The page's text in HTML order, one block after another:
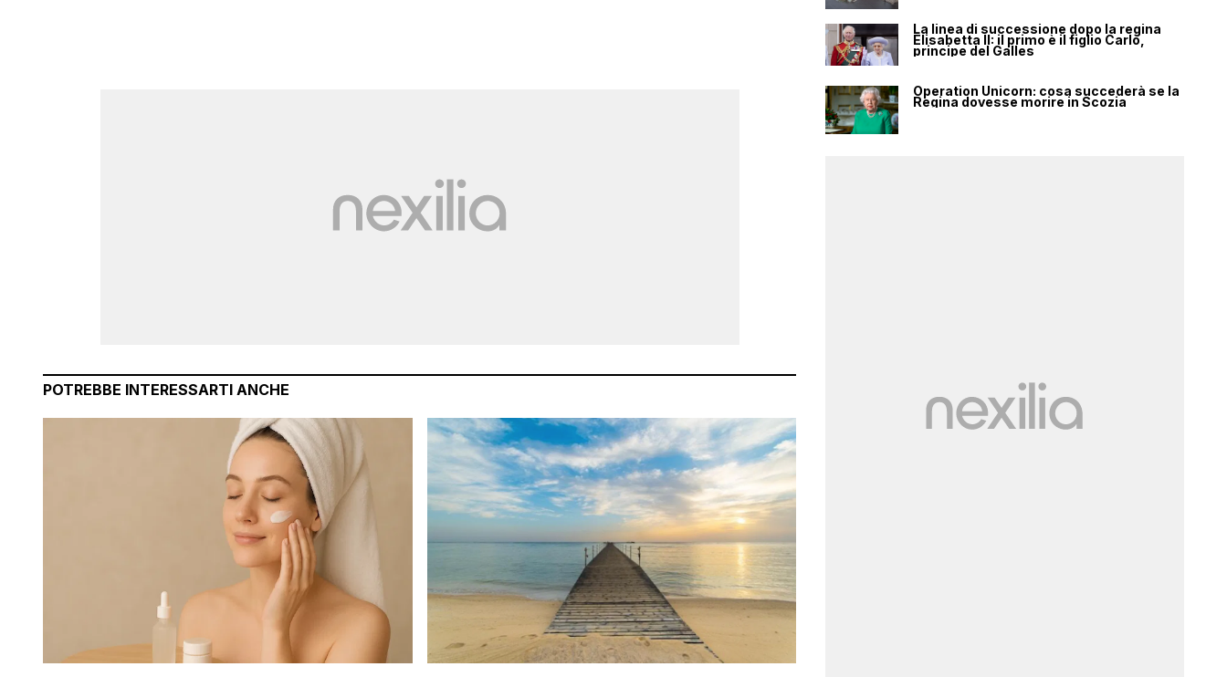
POTREBBE INTERESSARTI ANCHE
La linea di successione dopo la regina
Elisabetta II: il primo è il figlio Carlo,
principe del Galles
Operation Unicorn: cosa succederà se la
Regina dovesse morire in Scozia